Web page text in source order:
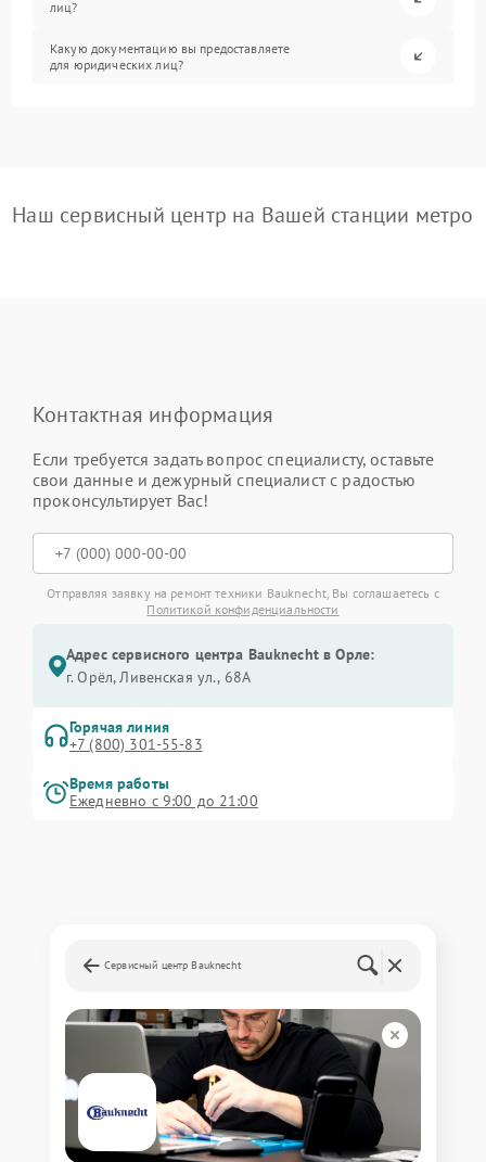
лиц?
Какую документацию вы предоставляете
для юридических лиц?
Наш сервисный центр на Вашей станции метро
Контактная информация
Если требуется задать вопрос специалисту, оставьте
свои данные и дежурный специалист с радостью
проконсультирует Вас!
Отправляя заявку на ремонт техники Bauknecht, Вы соглашаетесь с
Политикой конфиденциальности
Адрес сервисного центра Bauknecht в Орле:
г. Орёл, Ливенская ул., 68А
Горячая линия
+7 (800) 301-55-83
Время работы
Ежедневно с 9:00 до 21:00
Сервисный центр Bauknecht